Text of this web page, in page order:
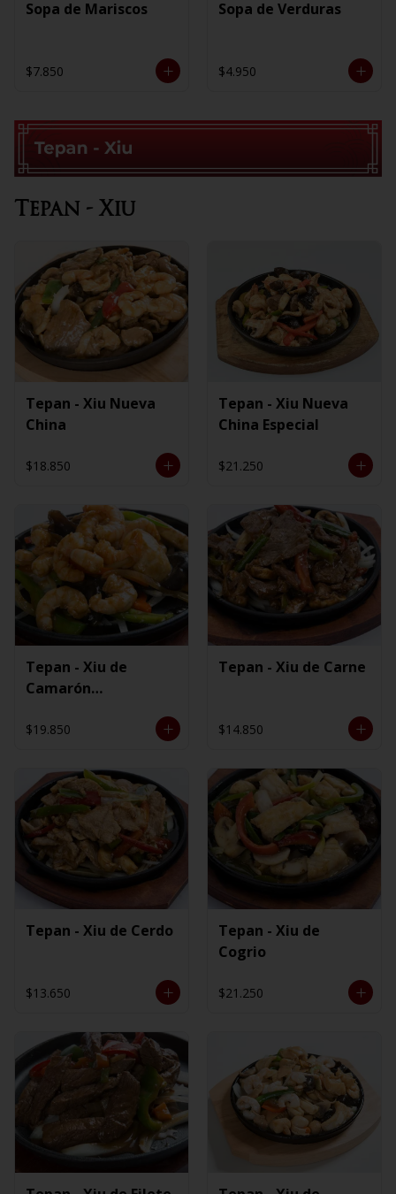
Sopa de Mariscos
$7.850
Sopa de Verduras
$4.950
Tepan - Xiu
Tepan - Xiu Nueva
China
$18.850
Tepan - Xiu Nueva
China Especial
$21.250
Tepan - Xiu de
Camarón
$19.850
Tepan - Xiu de Carne
$14.850
Tepan - Xiu de Cerdo
$13.650
Tepan - Xiu de
Cogrio
$21.250